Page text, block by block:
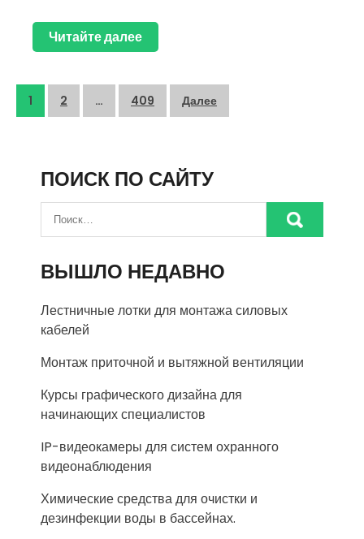
Читайте далее
Пагинация
1 2 … 409 Далее
ПОИСК ПО САЙТУ
ВЫШЛО НЕДАВНО
Лестничные лотки для монтажа силовых
кабелей
Монтаж приточной и вытяжной вентиляции
Курсы графического дизайна для
начинающих специалистов
IP-видеокамеры для систем охранного
видеонаблюдения
Химические средства для очистки и
дезинфекции воды в бассейнах.